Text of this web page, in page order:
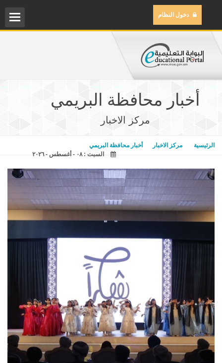
دخول النظام
أخبار محافظة البريمي
مركز الاخبار
الرئيسية مركز الاخبار
أخبار محافظة البريمي
السبت : ٠٨ - أغسطس - ٢٠٢٦